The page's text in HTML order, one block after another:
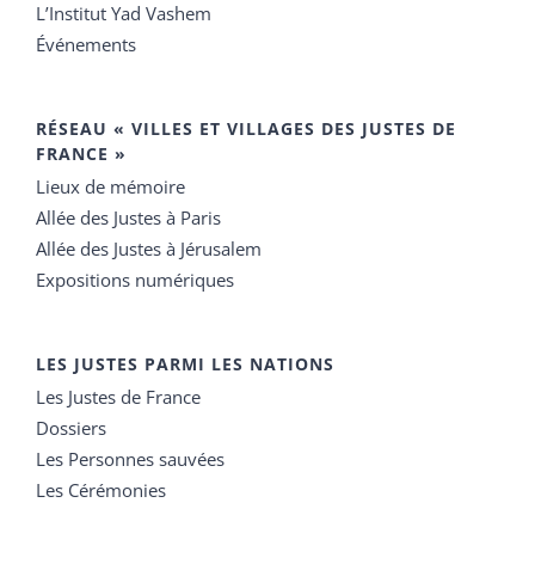
L’Institut Yad Vashem
Événements
RÉSEAU « VILLES ET VILLAGES DES JUSTES DE
FRANCE »
Lieux de mémoire
Allée des Justes à Paris
Allée des Justes à Jérusalem
Expositions numériques
LES JUSTES PARMI LES NATIONS
Les Justes de France
Dossiers
Les Personnes sauvées
Les Cérémonies